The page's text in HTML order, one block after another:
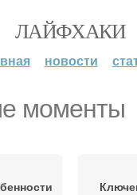
ЛАЙФХАКИ
новости
моменты